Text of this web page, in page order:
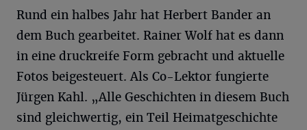
Rund ein halbes Jahr hat Herbert Bander an
dem Buch gearbeitet. Rainer Wolf hat es dann
in eine druckreife Form gebracht und aktuelle
Fotos beigesteuert. Als Co-Lektor fungierte
Jürgen Kahl. „Alle Geschichten in diesem Buch
sind gleichwertig, ein Teil Heimatgeschichte